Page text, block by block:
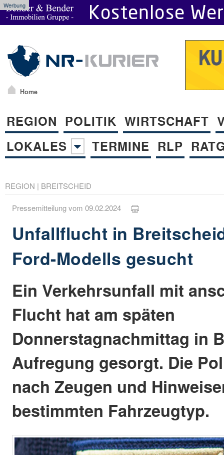
Werbung
Home
REGION POLITIK WIRTSCHAFT
LOKALES
TERMINE RLP
REGION | BREITSCHEID
Pressemitteilung vom 09.02.2024
Unfallflucht in
Ford-Modells gesucht
Ein Verkehrsunfall mit
Flucht hat am späten
Donnerstagnachmittag in
Aufregung gesorgt. Die
nach Zeugen und
bestimmten Fahrzeugtyp.